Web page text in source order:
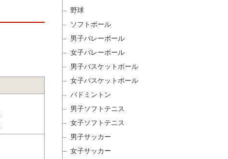
野球
ソフトボール
男子バレーボール
女子バレーボール
男子バスケットボール
女子バスケットボール
バドミントン
男子ソフトテニス
女子ソフトテニス
男子サッカー
女子サッカー